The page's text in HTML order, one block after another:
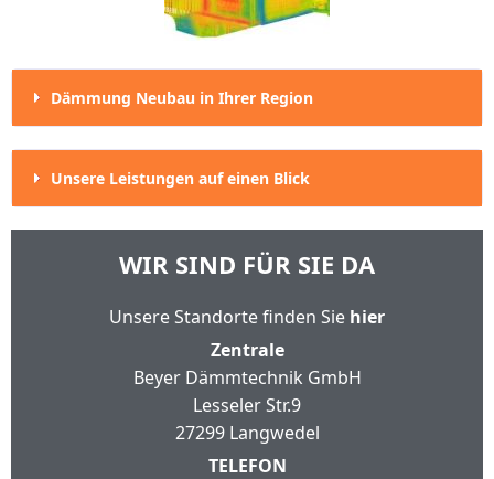
Dämmung Neubau in Ihrer Region
Unsere Leistungen auf einen Blick
WIR SIND FÜR SIE DA
Unsere Standorte finden Sie hier
Zentrale
Beyer Dämmtechnik GmbH
Lesseler Str.9
27299 Langwedel
TELEFON